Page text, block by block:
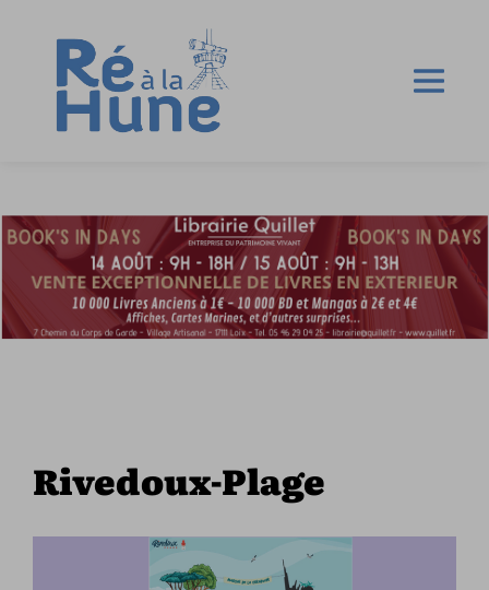
Rivedoux-Plage